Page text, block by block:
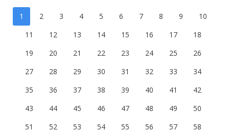
1 2 3 4 5 6 7 8 9
10
11
12 13 14 15 16 17
18
19
20 21 22 23 24 25
26
27
28 29 30 31 32 33
34
35
36 37 38 39 40 41
42
43
44 45 46 47 48 49
50
51
52 53 54 55 56 57 58